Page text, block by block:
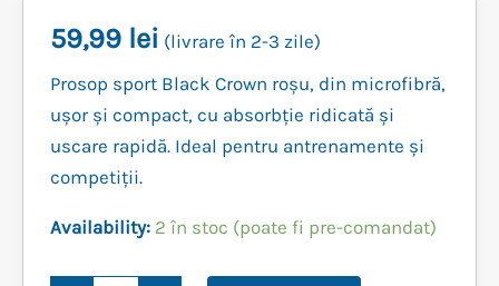
59,99 lei (livrare în 2-3 zile)
Prosop sport Black Crown roșu, din microfibră,
ușor și compact, cu absorbție ridicată și
uscare rapidă. Ideal pentru antrenamente și
competiții.
Availability: 2 în stoc (poate fi pre-comandat)